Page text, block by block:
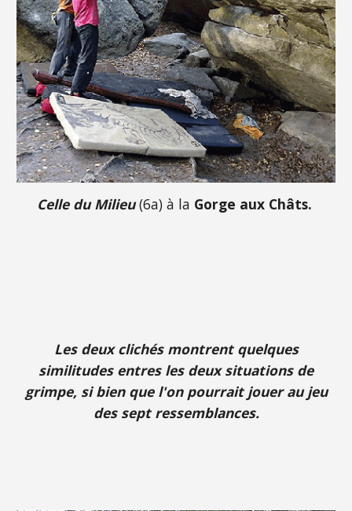
Celle du Milieu(6a) à la Gorge aux Châts.
Les deux clichés montrent quelques
similitudes entres les deux situations de
grimpe, si bien que l'on pourrait jouer au jeu
des sept ressemblances.